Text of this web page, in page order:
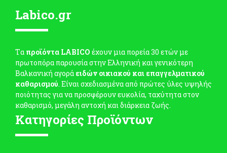
Labico.gr
Tα προϊόντα LABICO έχουν μια πορεία 30 ετών με
πρωτοπόρα παρουσία στην Ελληνική και γενικότερη
Βαλκανική αγορά ειδών οικιακού και επαγγελματικού
καθαρισμού. Είναι σχεδιασμένα από πρώτες ύλες υψηλής
ποιότητας για να προσφέρουν ευκολία, ταχύτητα στον
καθαρισμό, μεγάλη αντοχή και διάρκεια ζωής.
Κατηγορίες Προϊόντων